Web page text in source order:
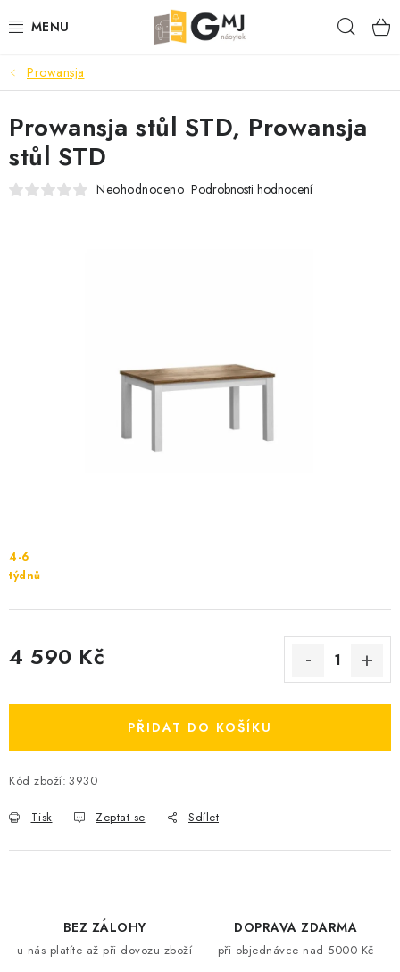
na
SEDACÍ SOUPRAVY
OBÝVACÍ POKOJ
LOŽNICE
Prowansja
4-6
týdnů
4 590 Kč
PŘIDAT DO KOŠÍKU
Kód zboží: 3930
Tisk Zeptat se Sdílet
Prowansja stůl STD, Prowansja
stůl STD
Neohodnoceno Podrobnosti hodnocení
BEZ ZÁLOHY
u nás platíte až při dovozu zboží
DOPRAVA ZDARMA
při objednávce nad 5000 Kč